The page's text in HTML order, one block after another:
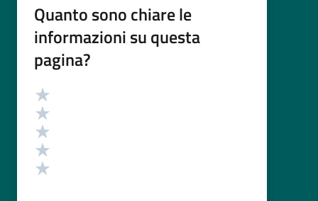
Quanto sono chiare le
informazioni su questa
pagina?
Valutazione